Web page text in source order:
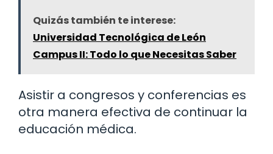
Quizás también te interese:
Universidad Tecnológica de León
Campus II: Todo lo que Necesitas Saber
Asistir a congresos y conferencias es
otra manera efectiva de continuar la
educación médica.